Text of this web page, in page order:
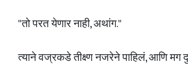
"तो परत येणार नाही, अथांग."
त्याने वज्रकडे तीक्ष्ण नजरेने पाहिलं, आणि मग